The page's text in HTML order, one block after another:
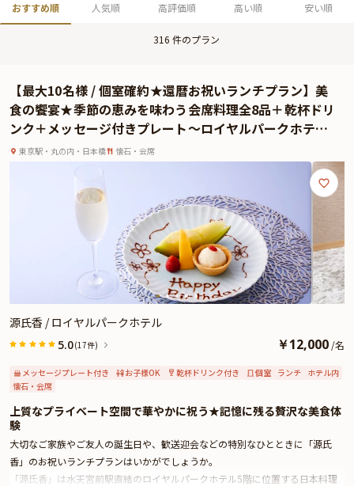
TOP
Annyお祝い体験について
よくあるご質問
お問い合わせ
おすすめ順 人気順 高評価順 高い順 安い順
316 件のプラン
【最大10名様 / 個室確約★還暦お祝いランチプラン】美
食の饗宴★季節の恵みを味わう会席料理全8品＋乾杯ドリ
ンク＋メッセージ付きプレート〜ロイヤルパークホテル /
水天宮前駅直結
東京駅・丸の内・日本橋 懐石・会席
源氏香 / ロイヤルパークホテル
5.0(17件) ￥12,000 /名
メッセージプレート付き お子様OK 乾杯ドリンク付き 個室 ランチ ホテル内
懐石・会席
上質なプライベート空間で華やかに祝う★記憶に残る贅沢な美食体
験
大切なご家族やご友人の誕生日や、歓送迎会などの特別なひとときに「源氏
香」のお祝いランチプランはいかがでしょうか。
「源氏香」は水天宮前駅直結のロイヤルパークホテル5階に位置する日本料理